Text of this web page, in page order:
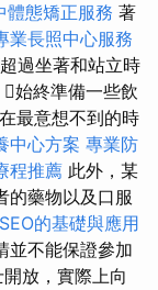
體態矯正服務 著
業長照中心服務
過坐著和站立時
始終準備一些飲
最意想不到的時
中心方案 專業防
程推薦 此外，某
的藥物以及口服
的基礎與應用
並不能保證參加
放，實際上向